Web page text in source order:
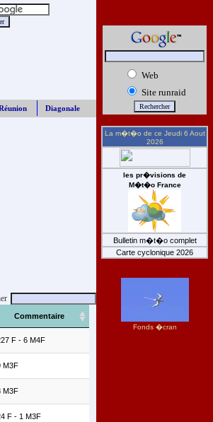
Diagonale
Commentaire
F - 6 M4F
M3F
M3F
F - 1 M3F
Web
Site runraid
La m�t�o de ce Jeudi 6 Aout
2026
les pr�visions de
M�t�o France
Bulletin m�t�o complet
Carte cyclonique 2026
Fonds �cran